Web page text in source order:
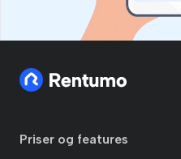
Priser og features